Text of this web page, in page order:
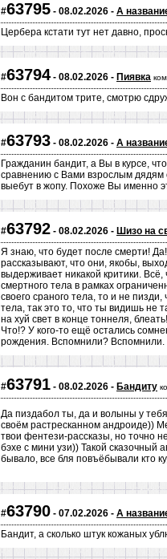
#63795 - 08.02.2026 - А
Цербера кстати тут нет давно,
#63794 - 08.02.2026 - Пиявка
Вон с бандитом трите, смотрю
#63793 - 08.02.2026 - А
Гражданин бандит, а Вы в курсе,
сравнению с Вами взрослым дядям
выебут в жопу. Похоже Вы именно
#63792 - 08.02.2026 - Шизо на
Я знаю, что будет после смерти!
рассказывают, что они, якобы,
выдерживает никакой критики.
смертного тела в рамках
своего сраного тела, то и не
тела, так это то, что ты видишь не
на хуй свет в конце тоннеля,
Что!? У кого-то ещё остались
рождения. Вспомнили? Вспомнили.
#63791 - 08.02.2026 - Бандиту
Да пиздабол ты, да и волыны у
своём растресканном андроиде))
твои фентези-рассказы, но точно
бэхе с мини узи)) Такой сказочный
бывало, все бля повъёбывали кто
#63790 - 07.02.2026 - А
Бандит, а сколько штук кожаных